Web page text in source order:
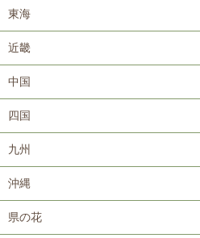
東海
近畿
中国
四国
九州
沖縄
県の花